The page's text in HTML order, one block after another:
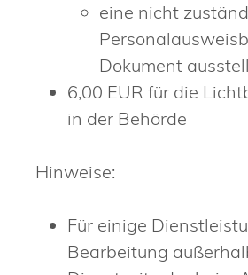
eine nicht
Dokument
6,00 EUR für die
in der Behörde
Hinweise:
Für einige
Bearbeitung